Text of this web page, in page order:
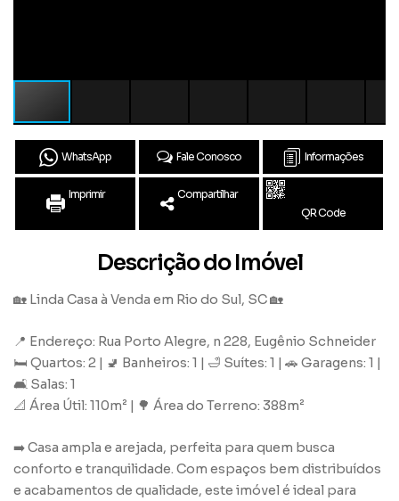
WhatsApp Fale Conosco Informações
Imprimir
Compartilhar
QR Code
Descrição do Imóvel
🏡 Linda Casa à Venda em Rio do Sul, SC 🏡
📍 Endereço: Rua Porto Alegre, n 228, Eugênio Schneider
🛏 Quartos: 2 | 🚽 Banheiros: 1 | 🛁 Suítes: 1 | 🚗 Garagens: 1 |
🛋 Salas: 1
📐 Área Útil: 110m² | 🌳 Área do Terreno: 388m²
➡️ Casa ampla e arejada, perfeita para quem busca
conforto e tranquilidade. Com espaços bem distribuídos
e acabamentos de qualidade, este imóvel é ideal para